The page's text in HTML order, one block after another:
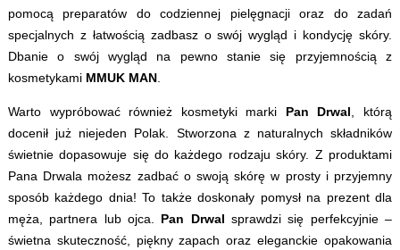
pomocą preparatów do codziennej pielęgnacji oraz do zadań
specjalnych z łatwością zadbasz o swój wygląd i kondycję skóry.
Dbanie o swój wygląd na pewno stanie się przyjemnością z
kosmetykami MMUK MAN.
Warto wypróbować również kosmetyki marki Pan Drwal , którą
docenił już niejeden Polak. Stworzona z naturalnych składników
świetnie dopasowuje się do każdego rodzaju skóry. Z produktami
Pana Drwala możesz zadbać o swoją skórę w prosty i przyjemny
sposób każdego dnia! To także doskonały pomysł na prezent dla
męża, partnera lub ojca. Pan Drwal sprawdzi się perfekcyjnie –
świetna skuteczność, piękny zapach oraz eleganckie opakowania